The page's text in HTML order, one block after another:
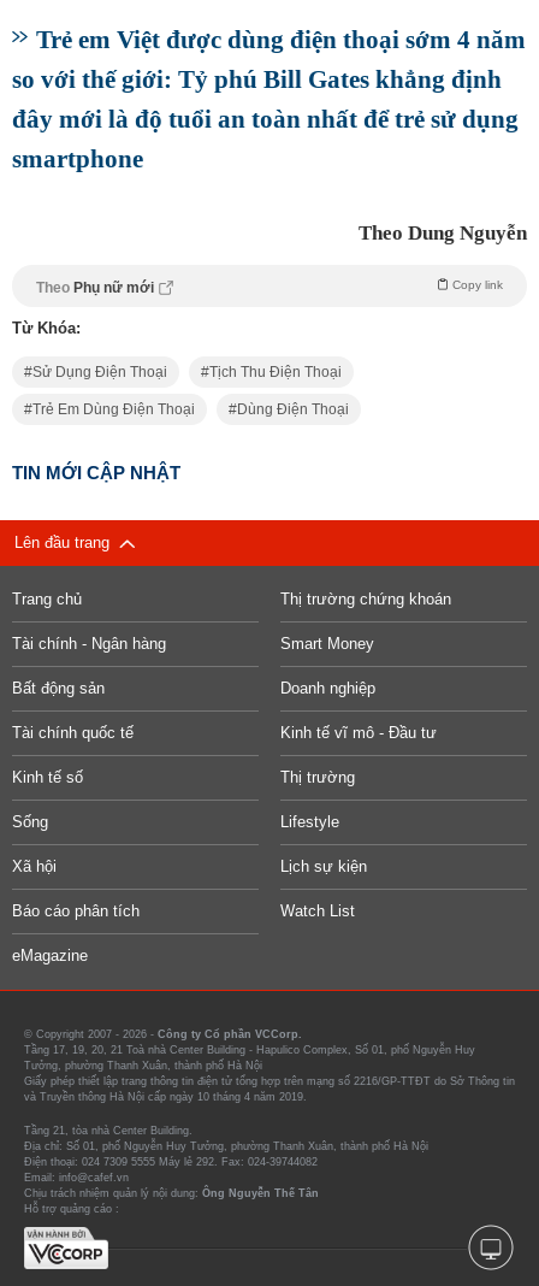
Trẻ em Việt được dùng điện thoại sớm 4 năm
so với thế giới: Tỷ phú Bill Gates khẳng định
đây mới là độ tuổi an toàn nhất để trẻ sử dụng
smartphone
Theo Dung Nguyễn
Theo Phụ nữ mới Copy link
Từ Khóa:
Sử Dụng Điện Thoại Tịch Thu Điện Thoại
Trẻ Em Dùng Điện Thoại Dùng Điện Thoại
TIN MỚI CẬP NHẬT
Lên đầu trang
Trang chủ Thị trường chứng khoán
Tài chính - Ngân hàng Smart Money
Bất động sản Doanh nghiệp
Tài chính quốc tế Kinh tế vĩ mô - Đầu tư
Kinh tế số Thị trường
Sống Lifestyle
Xã hội Lịch sự kiện
Báo cáo phân tích Watch List
eMagazine
© Copyright 2007 - 2026 - Công ty Cổ phần VCCorp.
Tầng 17, 19, 20, 21 Toà nhà Center Building - Hapulico Complex, Số 01, phố Nguyễn Huy
Tưởng, phường Thanh Xuân, thành phố Hà Nội
Giấy phép thiết lập trang thông tin điện tử tổng hợp trên mạng số 2216/GP-TTĐT do Sở Thông tin
và Truyền thông Hà Nội cấp ngày 10 tháng 4 năm 2019.
Tầng 21, tòa nhà Center Building.
Địa chỉ: Số 01, phố Nguyễn Huy Tưởng, phường Thanh Xuân, thành phố Hà Nội
Điện thoại: 024 7309 5555 Máy lẻ 292. Fax: 024-39744082
Email: info@cafef.vn
Chịu trách nhiệm quản lý nội dung: Ông Nguyễn Thế Tân
Hỗ trợ quảng cáo :